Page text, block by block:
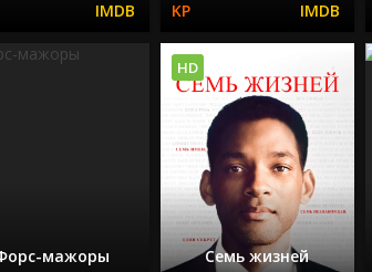
мажоры Семь жизней
HD